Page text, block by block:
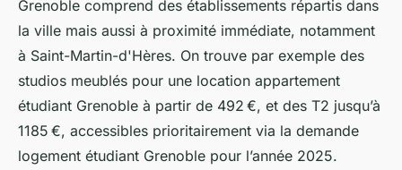
Grenoble comprend des établissements répartis dans
la ville mais aussi à proximité immédiate, notamment
à Saint-Martin-d'Hères. On trouve par exemple des
studios meublés pour une location appartement
étudiant Grenoble à partir de 492 €, et des T2 jusqu’à
1185 €, accessibles prioritairement via la demande
logement étudiant Grenoble pour l’année 2025.